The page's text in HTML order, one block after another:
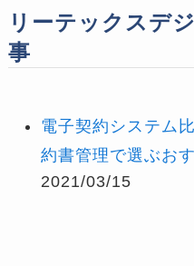
リーテックスデ
事
電子契約システム
約書管理で選ぶお
2021/03/15